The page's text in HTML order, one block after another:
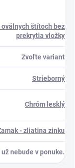
štítoch bez
prekrytia vložky
Zvoľte variant
Strieborný
Chróm lesklý
- zliatina zinku
nebude v ponuke.